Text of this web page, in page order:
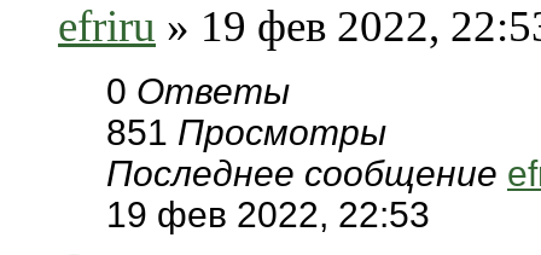
efriru » 19 фев 2022,
0 Ответы
851 Просмотры
Последнее сообщение
19 фев 2022, 22:53